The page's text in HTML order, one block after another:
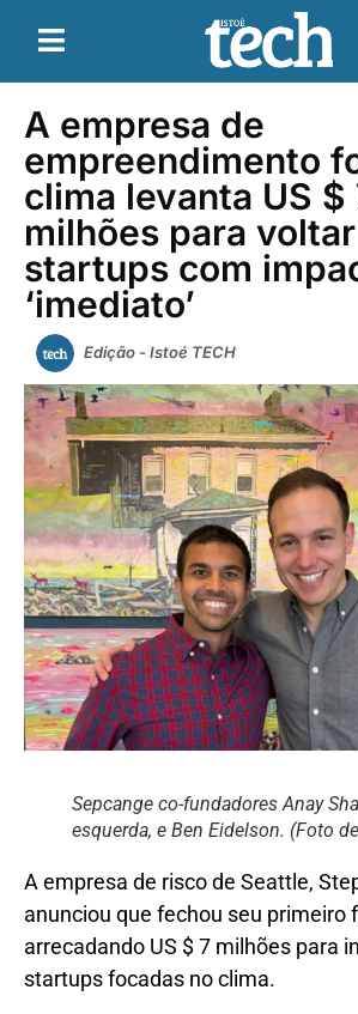
A empresa de
empreendimento
clima levanta US $
milhões para
startups com
‘imediato’
Edição - Istoé TECH
Sepcange co-fundadores Anay
esquerda, e Ben Eidelson. (Foto
A empresa de risco de Seattle,
anunciou que fechou seu primeiro
arrecadando US $ 7 milhões para
startups focadas no clima.